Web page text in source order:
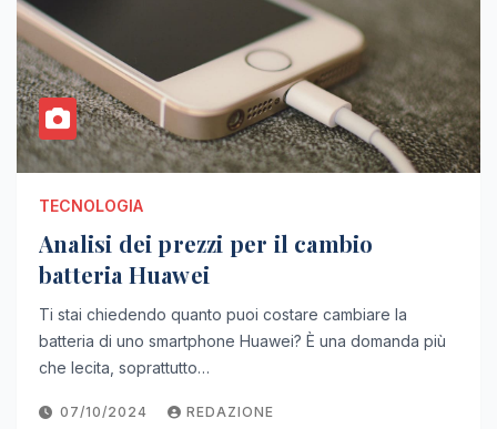
TECNOLOGIA
Analisi dei prezzi per il cambio
batteria Huawei
Ti stai chiedendo quanto puoi costare cambiare la
batteria di uno smartphone Huawei? È una domanda più
che lecita, soprattutto…
07/10/2024 REDAZIONE